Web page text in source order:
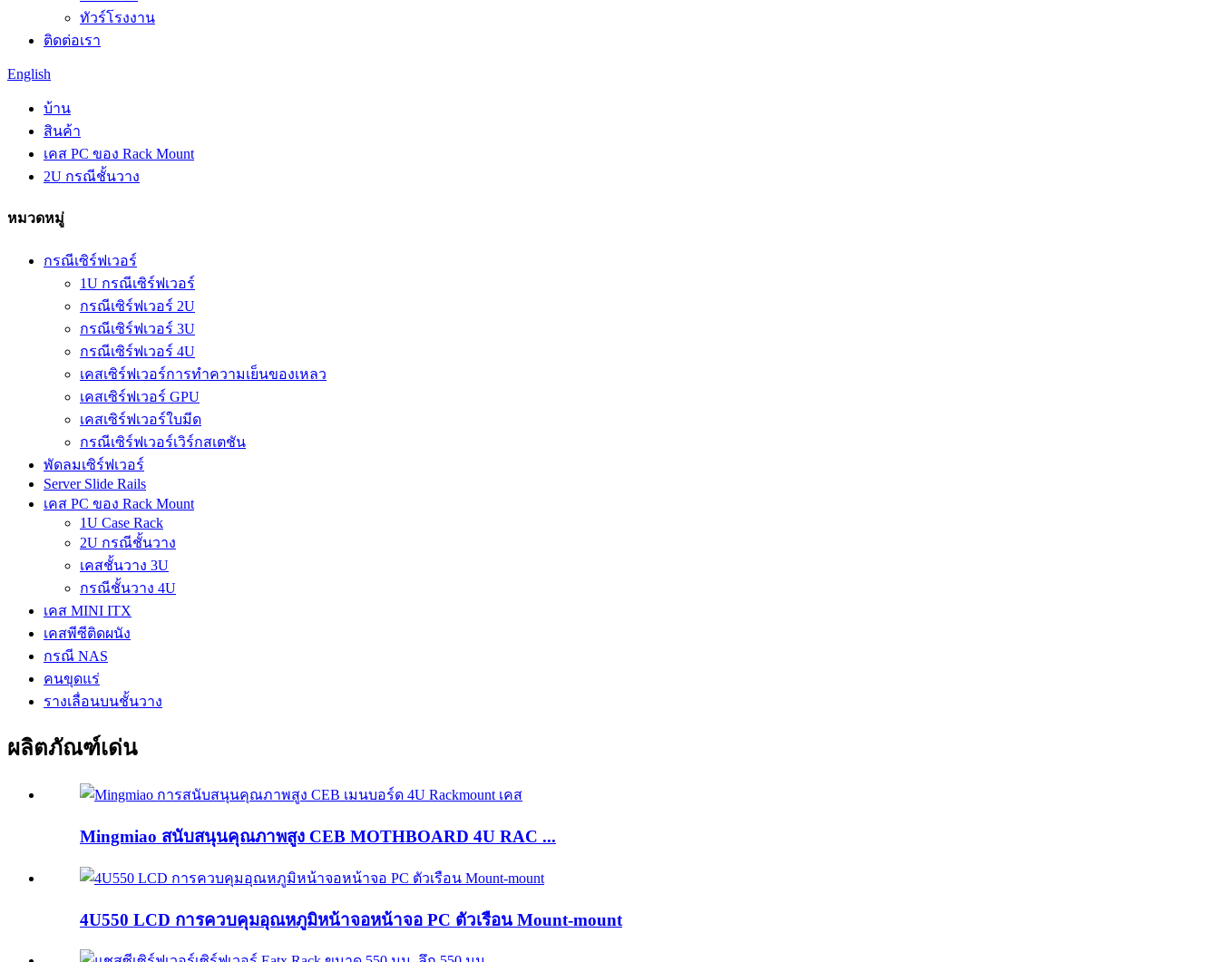
ทัวร์โรงงาน
ติดต่อเรา
English
บ้าน
สินค้า
เคส PC ของ Rack Mount
2U กรณีชั้นวาง
หมวดหมู่
กรณีเซิร์ฟเวอร์
1U กรณีเซิร์ฟเวอร์
กรณีเซิร์ฟเวอร์ 2U
กรณีเซิร์ฟเวอร์ 3U
กรณีเซิร์ฟเวอร์ 4U
เคสเซิร์ฟเวอร์การทำความเย็นของเหลว
เคสเซิร์ฟเวอร์ GPU
เคสเซิร์ฟเวอร์ใบมีด
กรณีเซิร์ฟเวอร์เวิร์กสเตชัน
พัดลมเซิร์ฟเวอร์
Server Slide Rails
เคส PC ของ Rack Mount
1U Case Rack
2U กรณีชั้นวาง
เคสชั้นวาง 3U
กรณีชั้นวาง 4U
เคส MINI ITX
เคสพีซีติดผนัง
กรณี NAS
คนขุดแร่
รางเลื่อนบนชั้นวาง
ผลิตภัณฑ์เด่น
Mingmiao สนับสนุนคุณภาพสูง CEB MOTHBOARD 4U RAC ...
4U550 LCD การควบคุมอุณหภูมิหน้าจอหน้าจอ PC ตัวเรือน Mount-mount